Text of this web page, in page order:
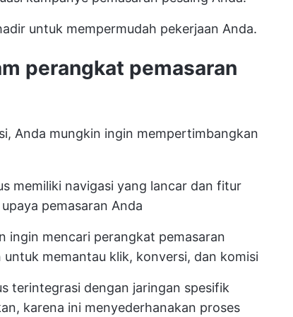
untuk mempermudah pekerjaan Anda.
perangkat pemasaran
Anda mungkin ingin mempertimbangkan
memiliki navigasi yang lancar dan fitur
pemasaran Anda
ingin mencari perangkat pemasaran
memantau klik, konversi, dan komisi
terintegrasi dengan jaringan spesifik
karena ini menyederhanakan proses